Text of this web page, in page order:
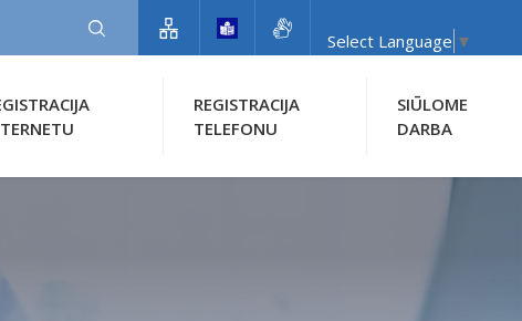
Select Language ▼
REGISTRACIJA
TELEFONU
SIŪLOME
DARBA